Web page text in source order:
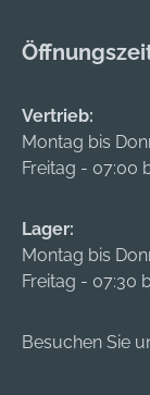
Vertrieb:
Montag bis
Freitag - 07:00
Lager:
Montag bis
Freitag - 07:30
Besuchen Sie